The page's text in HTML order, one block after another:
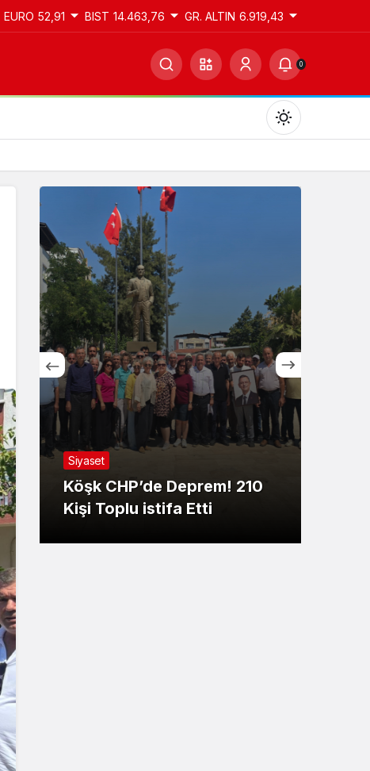
EURO 52,91 BIST 14.463,76 GR. ALTIN 6.919,43
0
Gündüz Modu
Gündüz modunu seçin.
Gece Modu
Gece modunu seçin.
Sistem Modu
Sistem modunu seçin.
Siyaset
Köşk CHP’de Deprem! 210
Kişi Toplu istifa Etti